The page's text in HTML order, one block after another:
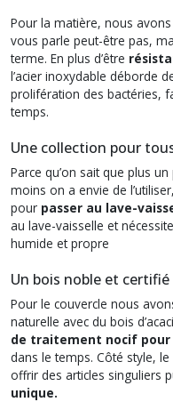
Pour la matière, nous
vous parle peut-être pas,
terme. En plus d’être
l’acier inoxydable déborde
prolifération des bactéries,
temps.
Une collection pour
Parce qu’on sait que plus
moins on a envie de
pour passer au lave-
au lave-vaisselle et
humide et propre
Un bois noble et certifié
Pour le couvercle nous
naturelle avec du bois
de traitement nocif pour
dans le temps. Côté style,
offrir des articles singuliers
unique.